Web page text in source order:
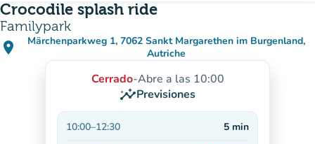
Crocodile splash ride
Familypark
place
Märchenparkweg 1, 7062 Sankt Margarethen im Burgenland,
Autriche
(abrir en Google Maps)
(nueva pestaña)
Cerrado-Abre a las 10:00
insightsPrevisiones
10:00–12:30 5 min